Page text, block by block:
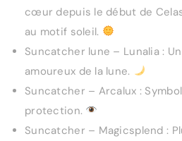
cœur depuis le début de
au motif soleil.
Suncatcher lune – Lunalia :
amoureux de la lune.
Suncatcher – Arcalux :
protection.
Suncatcher – Magicsplend :